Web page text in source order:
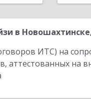
в
ИТС) на
аттестованных на